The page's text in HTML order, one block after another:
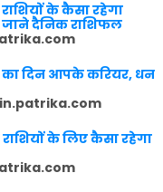
के कैसा रहेगा
दैनिक राशिफल
दिन आपके करियर, धन
के लिए कैसा रहेगा